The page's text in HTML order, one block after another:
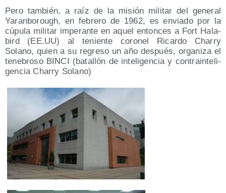
Pero tam­bién, a raíz de la misión mili­tar del gene­ral
Yaran­bo­rough, en febre­ro de 1962, es envia­do por la
cúpu­la mili­tar impe­ran­te en aquel enton­ces a Fort Hala­
bird (EE.UU) al tenien­te coro­nel Ricar­do Charry
Solano, quien a su regre­so un año des­pués, orga­ni­za el
tene­bro­so BINCI (bata­llón de inte­li­gen­cia y con­tra­in­te­li­
gen­cia Charry Solano)